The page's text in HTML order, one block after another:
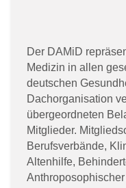
Der DAMiD
Medizin in allen
deutschen
Dachorganisation
übergeordneten
Mitglieder.
Berufsverbände,
Altenhilfe,